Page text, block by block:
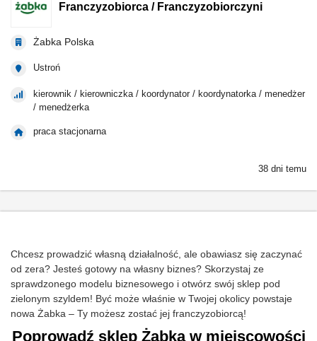
Franczyzobiorca / Franczyzobiorczyni
Żabka Polska
Ustroń
kierownik / kierowniczka / koordynator / koordynatorka / menedżer
/ menedżerka
praca stacjonarna
38 dni temu
Chcesz prowadzić własną działalność, ale obawiasz się zaczynać
od zera? Jesteś gotowy na własny biznes? Skorzystaj ze
sprawdzonego modelu biznesowego i otwórz swój sklep pod
zielonym szyldem! Być może właśnie w Twojej okolicy powstaje
nowa Żabka – Ty możesz zostać jej franczyzobiorcą!
Poprowadź sklep Żabka w miejscowości